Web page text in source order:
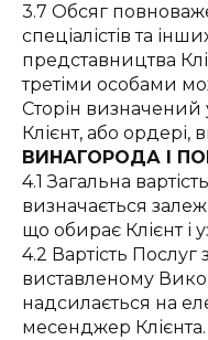
3.7 Обсяг
спеціалістів та
представництва
третіми особами
Сторін визначений
Клієнт, або
ВИНАГОРОДА І
4.1 Загальна
визначається
що обирає Клієнт і
4.2 Вартість Послуг
виставленому
надсилається на
месенджер Клієнта.